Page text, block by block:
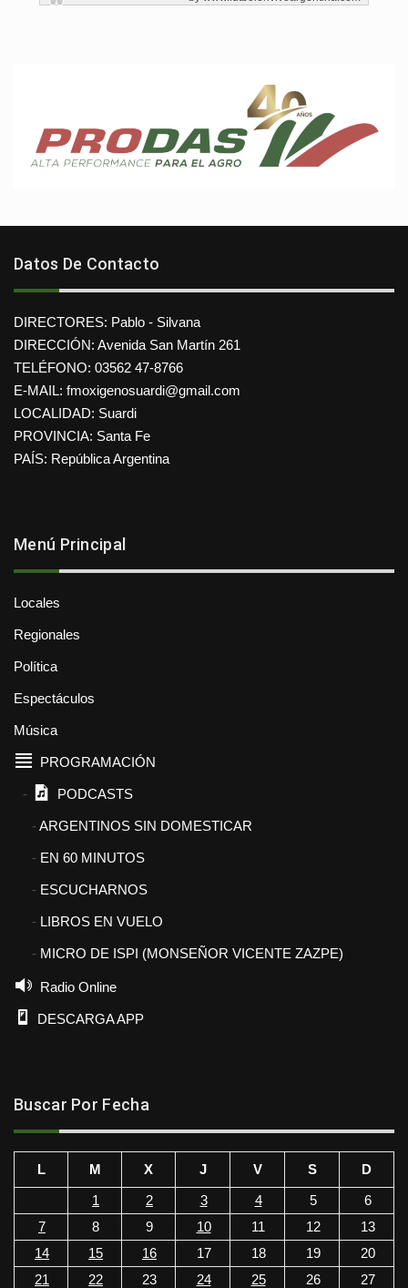
Datos De Contacto
DIRECTORES: Pablo - Silvana
DIRECCIÓN: Avenida San Martín 261
TELÉFONO: 03562 47-8766
E-MAIL: fmoxigenosuardi@gmail.com
LOCALIDAD: Suardi
PROVINCIA: Santa Fe
PAÍS: República Argentina
Menú Principal
Locales
Regionales
Política
Espectáculos
Música
PROGRAMACIÓN
PODCASTS
ARGENTINOS SIN DOMESTICAR
EN 60 MINUTOS
ESCUCHARNOS
LIBROS EN VUELO
MICRO DE ISPI (MONSEÑOR VICENTE ZAZPE)
Radio Online
DESCARGA APP
Buscar Por Fecha
L M X J V S
D
1
2 3 4 5
6
7
8 9 10 11 12
13
14
15 16 17 18 19
20
21
22 23 24 25 26
27